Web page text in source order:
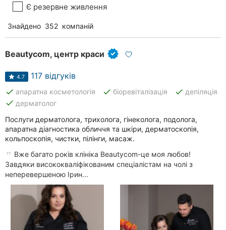
Є резервне живлення
Знайдено 352 компаній
Beautycom, центр краси
4.7 117 відгуків
done апаратна косметологія done біоревіталізація done депіляція
done дерматолог
Послуги дерматолога, трихолога, гінеколога, подолога,
апаратна діагностика обличчя та шкіри, дерматоскопія,
кольпоскопія, чистки, пілінги, масаж.
Вже багато років клініка Beautycom-це моя любов!
Завдяки висококваліфікованим спеціалістам на чолі з
неперевершеною Ірин...